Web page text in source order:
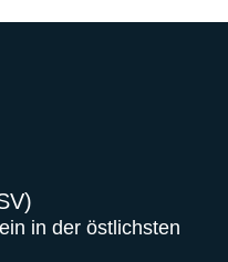
in der östlichsten